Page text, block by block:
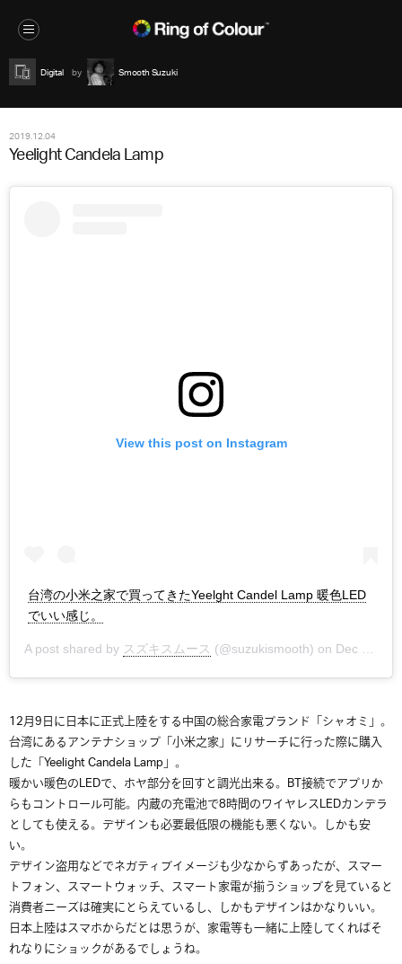
Digital Smooth Suzuki
2019.12.04
Yeelight Candela Lamp
View this post on Instagram
台湾の小米之家で買ってきたYeelght Candel Lamp 暖色LED
でいい感じ。
A post shared by スズキスムース (@suzukismooth) on Dec 4, 2019 at 3:46am PST
12月9日に日本に正式上陸をする中国の総合家電ブランド「シャオミ」。
台湾にあるアンテナショップ「小米之家」にリサーチに行った際に購入
した「Yeelight Candela Lamp」。
暖かい暖色のLEDで、ホヤ部分を回すと調光出来る。BT接続でアプリか
らもコントロール可能。内蔵の充電池で8時間のワイヤレスLEDカンデラ
としても使える。デザインも必要最低限の機能も悪くない。しかも安
い。
デザイン盗用などでネガティブイメージも少なからずあったが、スマー
トフォン、スマートウォッチ、スマート家電が揃うショップを見ていると
消費者ニーズは確実にとらえているし、しかもデザインはかなりいい。
日本上陸はスマホからだとは思うが、家電等も一緒に上陸してくればそ
れなりにショックがあるでしょうね。